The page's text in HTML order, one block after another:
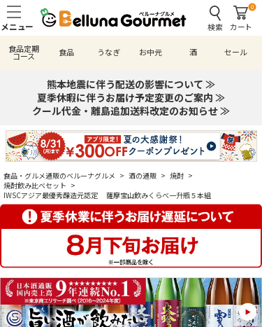
検索
0
カート
食品定期
コース 食品 うなぎ お中元 酒 セール
熊本地震に伴う配送の影響について ≫
夏季休暇に伴うお届け予定変更のご案内 ≫
クール代金・離島追加送料改定のお知らせ ≫
食品・グルメ通販のベルーナグルメ > 酒の通販 > 焼酎 >
焼酎飲み比べセット >
IWSCアジア最優秀醸造元認定 薩摩宝山飲みくらべ一升瓶５本組